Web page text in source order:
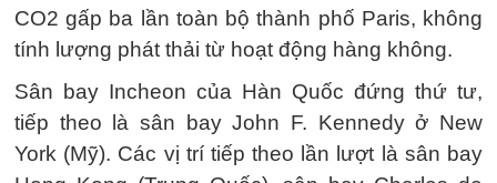
CO2 gấp ba lần toàn bộ thành phố Paris, không
tính lượng phát thải từ hoạt động hàng không.
Sân bay Incheon của Hàn Quốc đứng thứ tư,
tiếp theo là sân bay John F. Kennedy ở New
York (Mỹ). Các vị trí tiếp theo lần lượt là sân bay